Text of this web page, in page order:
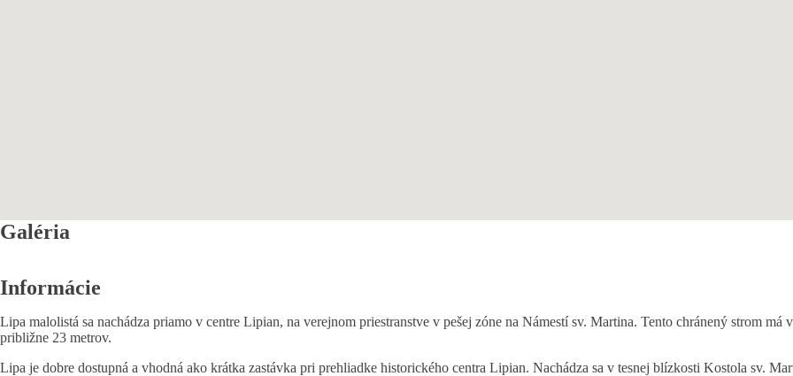
Galéria
Informácie
Lipa malolistá sa nachádza priamo v centre Lipian, na verejnom priestranstve v pešej zóne na Námestí sv. Martina. Tento chránený strom
približne 23 metrov.
Lipa je dobre dostupná a vhodná ako krátka zastávka pri prehliadke historického centra Lipian. Nachádza sa v tesnej blízkosti Kostola sv.